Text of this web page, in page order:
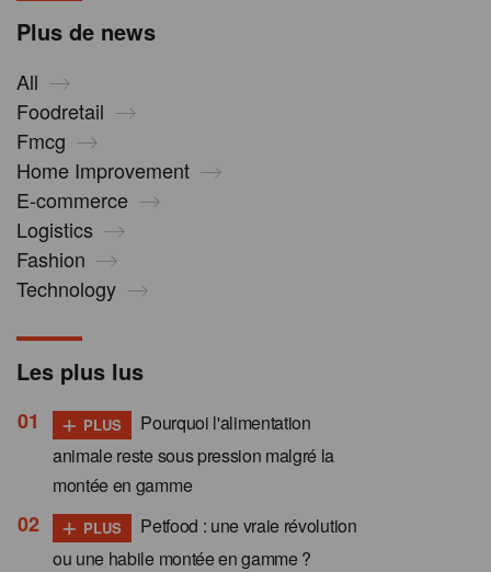
Plus de news
All
Foodretail
Fmcg
Home Improvement
E-commerce
Logistics
Fashion
Technology
Les plus lus
+ PLUS
Pourquoi l'alimentation
animale reste sous pression malgré la
montée en gamme
+ PLUS
Petfood : une vraie révolution
ou une habile montée en gamme ?